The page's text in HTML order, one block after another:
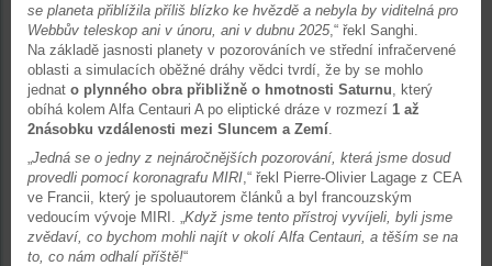
se planeta přiblížila příliš blízko ke hvězdě a nebyla by viditelná pro
Webbův teleskop ani v únoru, ani v dubnu 2025,“ řekl Sanghi.
Na základě jasnosti planety v pozorováních ve střední infračervené
oblasti a simulacích oběžné dráhy vědci tvrdí, že by se mohlo
jednat o plynného obra přibližně o hmotnosti Saturnu , který
obíhá kolem Alfa Centauri A po eliptické dráze v rozmezí 1 až
2násobku vzdálenosti mezi Sluncem a Zemí
Jedná se o jedny z nejnáročnějších pozorování, která jsme dosud
provedli pomocí koronagrafu MIRI ,“ řekl Pierre-Olivier Lagage z CEA
ve Francii, který je spoluautorem článků a byl francouzským
vedoucím vývoje MIRI. „ Když jsme tento přístroj vyvíjeli, byli jsme
zvědaví, co bychom mohli najít v okolí Alfa Centauri, a těším se na
to, co nám odhalí příště!“